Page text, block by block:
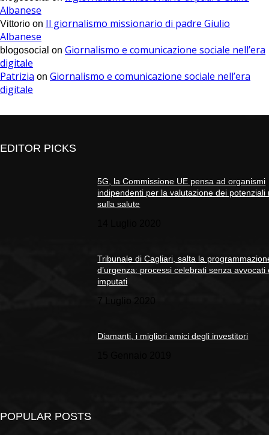
Albanese
Vittorio on Il giornalismo missionario di padre Giulio
Albanese
blogosocial on Giornalismo e comunicazione sociale nell’era
digitale
Patrizia on Giornalismo e comunicazione sociale nell’era
digitale
EDITOR PICKS
5G, la Commissione UE pensa ad organismi
indipendenti per la valutazione dei potenziali
sulla salute
Tribunale di Cagliari, salta la
d’urgenza: processi celebrati senza avvocati
imputati
7 Luglio 2020
Diamanti, i migliori amici degli investitori
POPULAR POSTS